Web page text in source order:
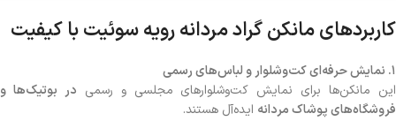
کاربردهای مانکن گراد مردانه رویه سوئیت با کیفیت
۱. نمایش حرفه‌ای کت‌وشلوار و لباس‌های رسمی
این مانکن‌ها برای نمایش کت‌وشلوارهای مجلسی و رسمی در بوتیک‌ها و
فروشگاه‌های پوشاک مردانه ایده‌آل هستند.